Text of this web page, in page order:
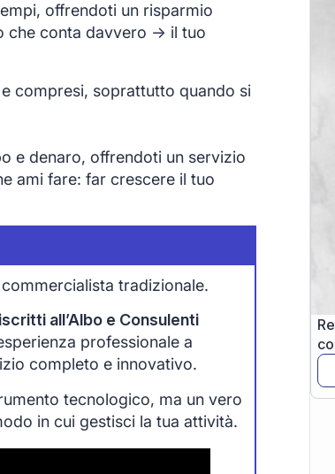
offrendoti un risparmio
conta davvero -> il tuo
compresi, soprattutto quando si
e denaro, offrendoti un servizio
ami fare: far crescere il tuo
tradizionale.
all’Albo e Consulenti
professionale a
completo e innovativo.
tecnologico, ma un vero
in cui gestisci la tua attività.